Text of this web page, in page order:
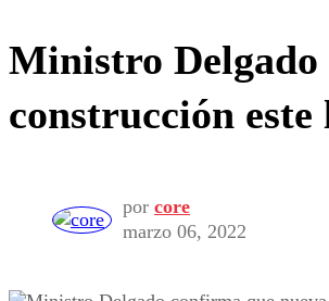
Ministro Delgado
construcción este
por core
marzo 06, 2022